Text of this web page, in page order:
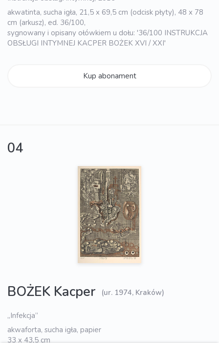
akwatinta, sucha igła, 21,5 x 69,5 cm (odcisk płyty), 48 x 78
cm (arkusz), ed. 36/100,
sygnowany i opisany ołówkiem u dołu: '36/100 INSTRUKCJA
OBSŁUGI INTYMNEJ KACPER BOŻEK XVI / XXI'
Kup abonament
04
BOŻEK Kacper (ur. 1974, Kraków)
„Infekcja”
akwaforta, sucha igła, papier
33 x 43,5 cm